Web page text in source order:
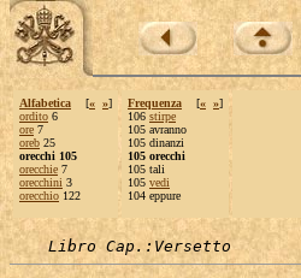
Alfabetica [« »]
ordito 6
ore 7
oreb 25
orecchi 105
orecchie 7
orecchini 3
orecchio 122
Frequenza [« »]
106 stirpe
105 avranno
105 dinanzi
105 orecchi
105 tali
105 vedi
104 eppure
Libro Cap.:Versetto